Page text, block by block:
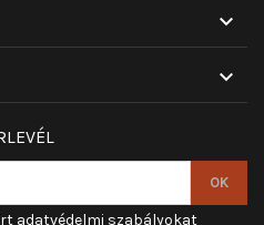


adatvédelmi szabályokat